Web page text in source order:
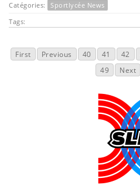
Catégories:
Sportlycée News
Tags:
First Previous 40 41 42
49
Next